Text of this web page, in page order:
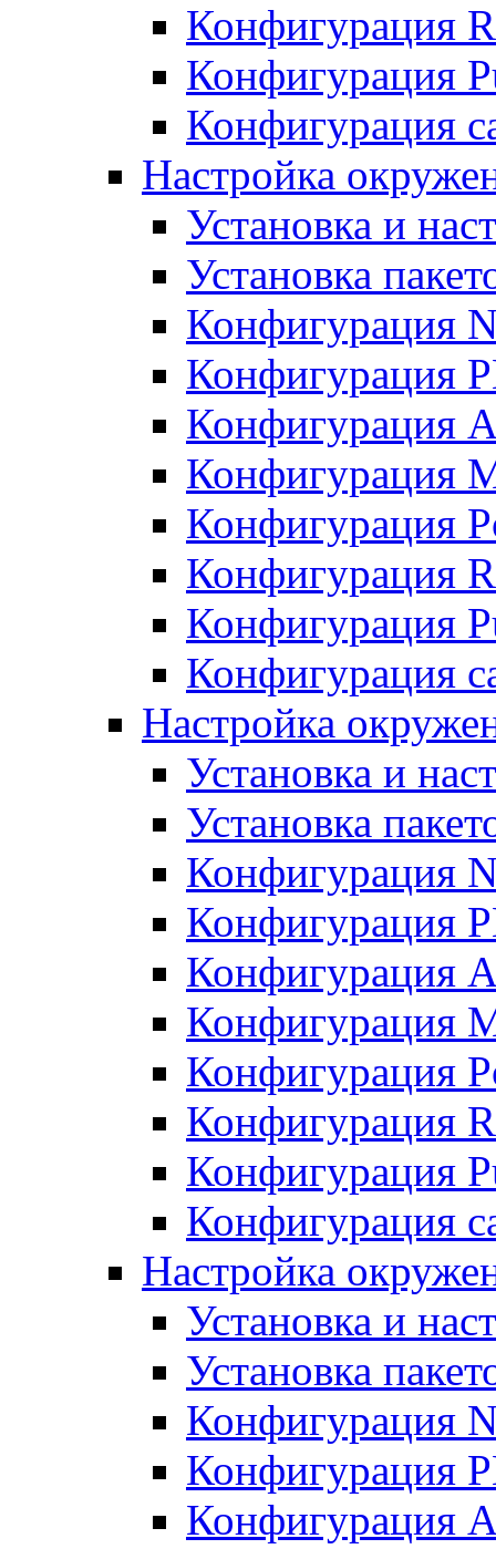
Конфигурация
Конфигурация
Конфигурация
Настройка
Установка и
Установка
Конфигурация
Конфигурация
Конфигурация
Конфигурация
Конфигурация
Конфигурация
Конфигурация
Конфигурация
Настройка
Установка и
Установка
Конфигурация
Конфигурация
Конфигурация
Конфигурация
Конфигурация
Конфигурация
Конфигурация
Конфигурация
Настройка
Установка и
Установка
Конфигурация
Конфигурация
Конфигурация